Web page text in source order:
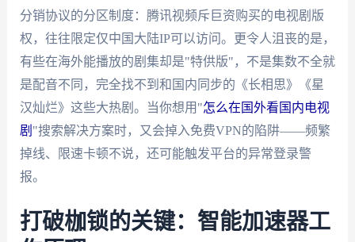
分销协议的分区制度：腾讯视频斥巨资购买的电视剧版
权，往往限定仅中国大陆IP可以访问。更令人沮丧的是，
有些在海外能播放的剧集却是"特供版"，不是集数不全就
是配音不同，完全找不到和国内同步的《长相思》《星
汉灿烂》这些大热剧。当你想用"怎么在国外看国内电视
剧 "搜索解决方案时，又会掉入免费VPN的陷阱——频繁
掉线、限速卡顿不说，还可能触发平台的异常登录警
报。
打破枷锁的关键：智能加速器工